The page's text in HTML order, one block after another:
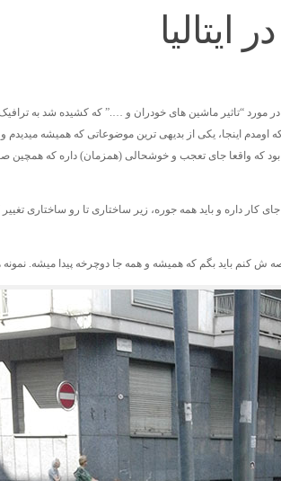
رو گوش میدادم که دقیقه ۱۸:۵۵ در مورد “تاثیر ماشین های خودران و ….” که
اومدم اینجا، یکی از بدیهی ترین موضوعاتی که همیشه
که واقعا جای تعجب و خوشحالی (همزمان) داره که همچین
داره و باید همه جوره، زیر ساختاری تا رو ساختاری